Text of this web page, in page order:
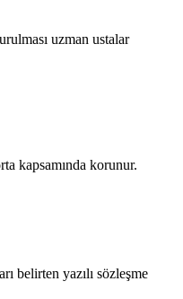
uzman ustalar
kapsamında korunur.
belirten yazılı sözleşme